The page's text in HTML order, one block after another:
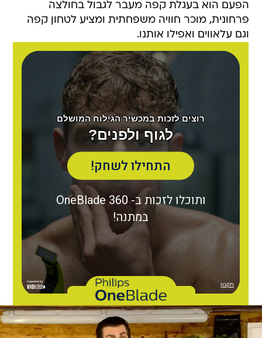
הפעם הוא בעגלת קפה מעבר לגבול בחולצה
פרחונית, מוכר חוויה משפחתית ומציע לטחון קפה
וגם עלאווים ואפילו אותנו.